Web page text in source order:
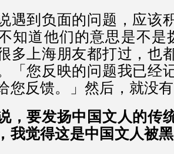
遇到负面的问题，应该
知道他们的意思是不是
多上海朋友都打过，也
「您反映的问题我已经
您反馈。」然后，就没
，要发扬中国文人的传
我觉得这是中国文人被